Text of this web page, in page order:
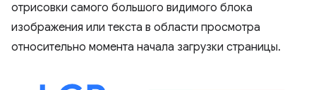
отрисовки самого большого видимого блока
изображения или текста в области просмотра
относительно момента начала загрузки страницы.